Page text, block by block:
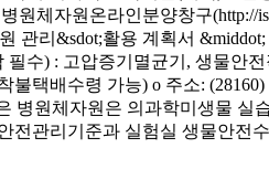
원체자원온라인분양창구(http://
관리&sdot;활용 계획서
수) : 고압증기멸균기, 생물안
불택배수령 가능) o 주소:
병원체자원은 의과학미생물 실
전관리기준과 실험실 생물안전